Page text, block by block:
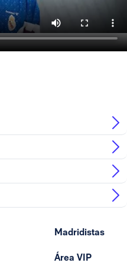
Madridistas
Área VIP